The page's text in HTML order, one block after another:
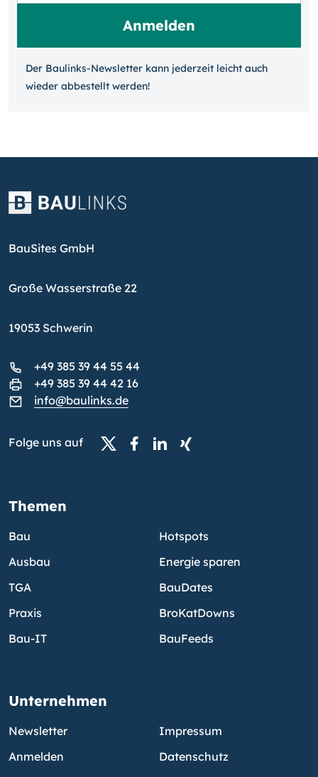
Der Baulinks-Newsletter kann jeder­zeit leicht auch
wieder ab­bestellt werden!
BauSites GmbH
Große Wasserstraße 22
19053 Schwerin
+49 385 39 44 55 44
+49 385 39 44 42 16
info@baulinks.de
Folge uns auf
Themen
Bau
Ausbau
TGA
Praxis
Bau-IT
Hotspots
Energie sparen
BauDates
BroKatDowns
BauFeeds
Unternehmen
Newsletter
Anmelden
Impressum
Datenschutz